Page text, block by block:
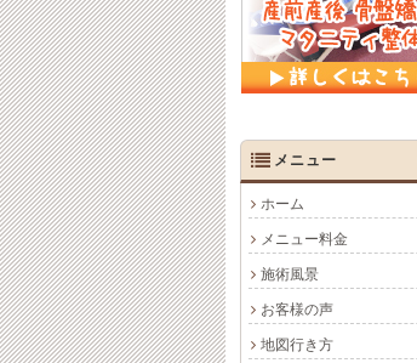
メニュー
ホーム
メニュー料金
施術風景
お客様の声
地図行き方